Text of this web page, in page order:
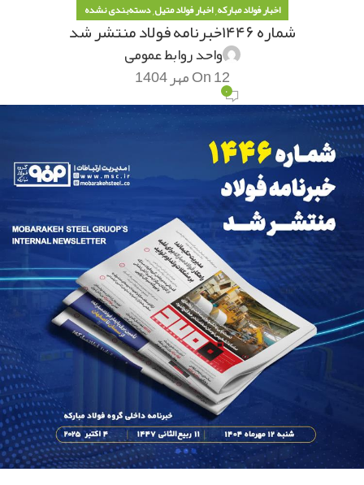
اخبار فولاد مبارکه,اخبار فولاد متیل,دسته‌بندی نشده
شماره ۱۴۴۶خبرنامه فولاد منتشر شد
واحد روابط عمومی
On 12 مهر 1404
۰